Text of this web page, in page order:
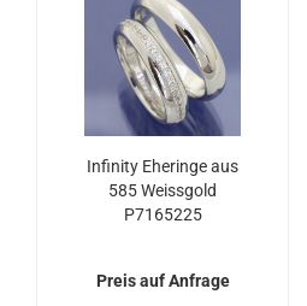
Infinity Eheringe aus
585 Weissgold
P7165225
Preis auf Anfrage